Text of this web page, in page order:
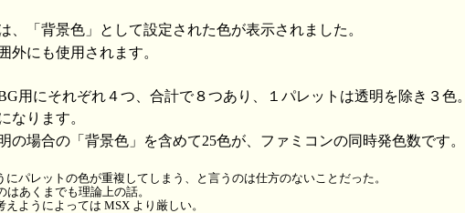
、「背景色」として設定された色が表示されました。
外にも使用されます。
用にそれぞれ４つ、合計で８つあり、１パレットは透明を除き３色。
なります。
の場合の「背景色」を含めて25色が、ファミコンの同時発色数です。
パレットの色が重複してしまう、と言うのは仕方のないことだった。
あくまでも理論上の話。
ようによっては MSX より厳しい。